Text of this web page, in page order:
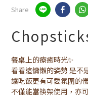
Share
餐桌上的療癒時光✨
看看這慵懶的姿勢 是不
讓吃飯更有可愛氛圍的
不僅能當筷架使用，亦